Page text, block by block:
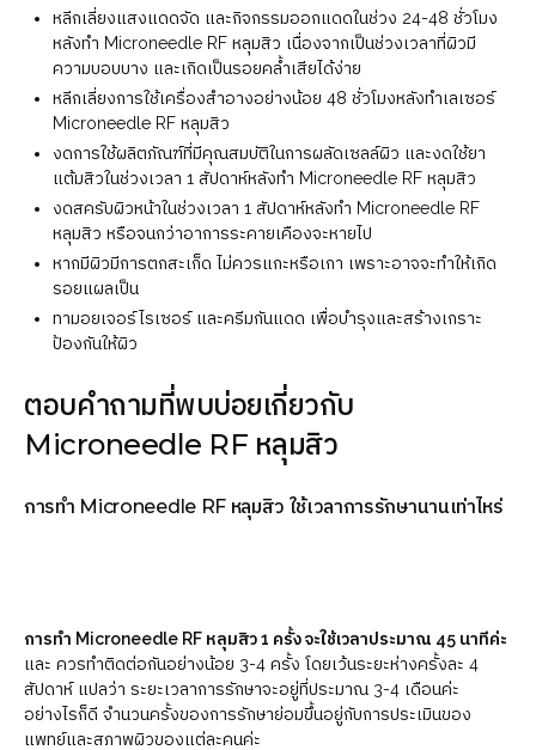
หลีกเลี่ยงแสงแดดจัด และกิจกรรมออกแดดในช่วง 24-48 ชั่วโมง
หลังทำ Microneedle RF หลุมสิว เนื่องจากเป็นช่วงเวลาที่ผิวมี
ความบอบบาง และเกิดเป็นรอยคล้ำเสียได้ง่าย
หลีกเลี่ยงการใช้เครื่องสำอางอย่างน้อย 48 ชั่วโมงหลังทำเลเซอร์
Microneedle RF หลุมสิว
งดการใช้ผลิตภัณฑ์ที่มีคุณสมบัติในการผลัดเซลล์ผิว และงดใช้ยา
แต้มสิวในช่วงเวลา 1 สัปดาห์หลังทำ Microneedle RF หลุมสิว
งดสครับผิวหน้าในช่วงเวลา 1 สัปดาห์หลังทำ Microneedle RF
หลุมสิว หรือจนกว่าอาการระคายเคืองจะหายไป
หากมีผิวมีการตกสะเก็ด ไม่ควรแกะหรือเกา เพราะอาจจะทำให้เกิด
รอยแผลเป็น
ทามอยเจอร์ไรเซอร์ และครีมกันแดด เพื่อบำรุงและสร้างเกราะ
ป้องกันให้ผิว
ตอบคำถามที่พบบ่อยเกี่ยวกับ
Microneedle RF หลุมสิว
การทำ Microneedle RF หลุมสิว ใช้เวลาการรักษานานเท่าไหร่
การทำ Microneedle RF หลุมสิว 1 ครั้ง จะใช้เวลาประมาณ 45 นาทีค่ะ
และ ควรทำติดต่อกันอย่างน้อย 3-4 ครั้ง โดยเว้นระยะห่างครั้งละ 4
สัปดาห์ แปลว่า ระยะเวลาการรักษาจะอยู่ที่ประมาณ 3-4 เดือนค่ะ
อย่างไรก็ดี จำนวนครั้งของการรักษาย่อมขึ้นอยู่กับการประเมินของ
แพทย์และสภาพผิวของแต่ละคนค่ะ